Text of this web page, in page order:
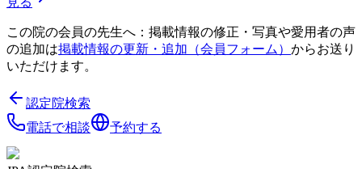
この院の会員の先生へ：掲載情報の修正・写真や愛用者の声
の追加は掲載情報の更新・追加（会員フォーム） からお送り
いただけます。
認定院検索
電話で相談
予約する